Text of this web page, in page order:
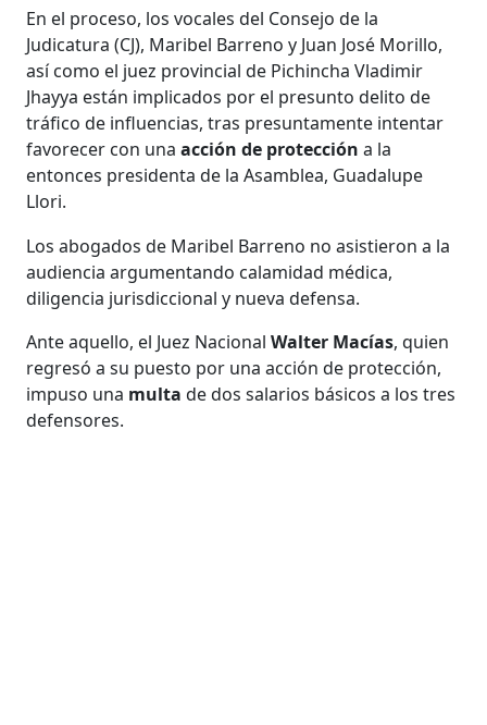
En el proceso, los vocales del Consejo de la
Judicatura (CJ), Maribel Barreno y Juan José Morillo,
así como el juez provincial de Pichincha Vladimir
Jhayya están implicados por el presunto delito de
tráfico de influencias, tras presuntamente intentar
favorecer con unaacción de proteccióna la
entonces presidenta de la Asamblea, Guadalupe
Llori.
Los abogados de Maribel Barreno no asistieron a la
audiencia argumentando calamidad médica,
diligencia jurisdiccional y nueva defensa.
Ante aquello, el Juez NacionalWalter Macías, quien
regresó a su puesto por una acción de protección,
impuso una multade dos salarios básicos a los tres
defensores.